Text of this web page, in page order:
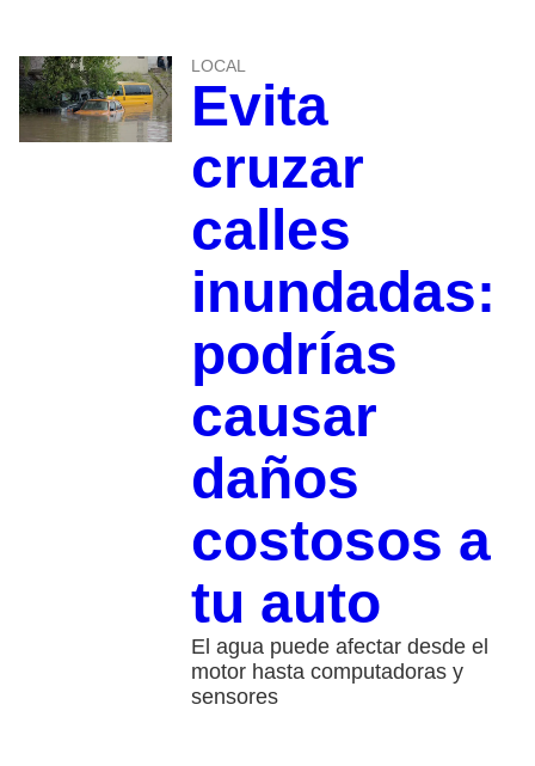
LOCAL
Evita
cruzar
calles
inundadas:
podrías
causar
daños
costosos a
tu auto
El agua puede afectar desde el
motor hasta computadoras y
sensores